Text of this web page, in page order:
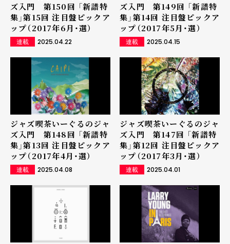
ズ入門 第150回 「新譜特
集」第15回 注目盤ピックア
ップ（2017年6月・選）
連載 2025.04.22
ズ入門 第149回 「新譜特
集」第14回 注目盤ピックア
ップ（2017年5月・選）
連載 2025.04.15
ジャズ喫茶いーぐるのジャ
ズ入門 第148回 「新譜特
集」第13回 注目盤ピックア
ップ（2017年4月・選）
連載 2025.04.08
ジャズ喫茶いーぐるのジャ
ズ入門 第147回 「新譜特
集」第12回 注目盤ピックア
ップ（2017年3月・選）
連載 2025.04.01